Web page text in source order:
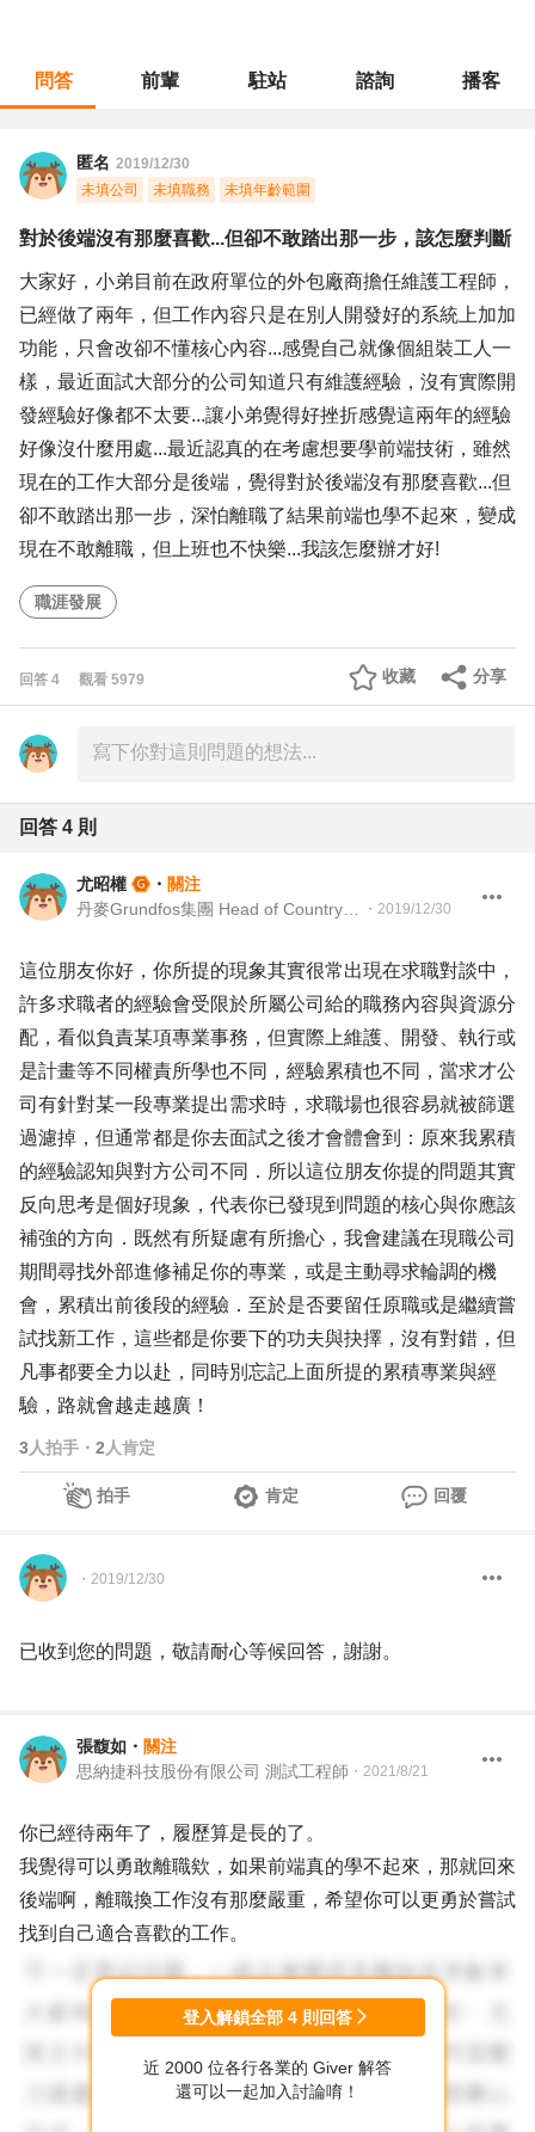
問答 前輩 駐站 諮詢 播客
匿名 2019/12/30
未填公司
未填職務 未填年齡範圍
對於後端沒有那麼喜歡...但卻不敢踏出那一步，該怎麼判斷
大家好，小弟目前在政府單位的外包廠商擔任維護工程師，
已經做了兩年，但工作內容只是在別人開發好的系統上加加
功能，只會改卻不懂核心內容...感覺自己就像個組裝工人一
樣，最近面試大部分的公司知道只有維護經驗，沒有實際開
發經驗好像都不太要...讓小弟覺得好挫折感覺這兩年的經驗
好像沒什麼用處...最近認真的在考慮想要學前端技術，雖然
現在的工作大部分是後端，覺得對於後端沒有那麼喜歡...但
卻不敢踏出那一步，深怕離職了結果前端也學不起來，變成
現在不敢離職，但上班也不快樂...我該怎麼辦才好!
職涯發展
回答 4 觀看 5979 分享
收藏
回答 4 則
尤昭權 ・ 關注
・ 2019/12/30
這位朋友你好，你所提的現象其實很常出現在求職對談中，
許多求職者的經驗會受限於所屬公司給的職務內容與資源分
配，看似負責某項專業事務，但實際上維護、開發、執行或
是計畫等不同權責所學也不同，經驗累積也不同，當求才公
司有針對某一段專業提出需求時，求職場也很容易就被篩選
過濾掉，但通常都是你去面試之後才會體會到：原來我累積
的經驗認知與對方公司不同．所以這位朋友你提的問題其實
反向思考是個好現象，代表你已發現到問題的核心與你應該
補強的方向．既然有所疑慮有所擔心，我會建議在現職公司
期間尋找外部進修補足你的專業，或是主動尋求輪調的機
會，累積出前後段的經驗．至於是否要留任原職或是繼續嘗
試找新工作，這些都是你要下的功夫與抉擇，沒有對錯，但
凡事都要全力以赴，同時別忘記上面所提的累積專業與經
驗，路就會越走越廣！
3人拍手 ・ 2 人肯定
拍手 肯定 回覆
・ 2019/12/30
已收到您的問題，敬請耐心等候回答，謝謝。
張馥如 ・ 關注
思納捷科技股份有限公司 測試工程師 ・ 2021/8/21
你已經待兩年了，履歷算是長的了。
我覺得可以勇敢離職欸，如果前端真的學不起來，那就回來
後端啊，離職換工作沒有那麼嚴重，希望你可以更勇於嘗試
找到自己適合喜歡的工作。
登入解鎖全部 4 則回答
近 2000 位各行各業的 Giver 解答
還可以一起加入討論唷！